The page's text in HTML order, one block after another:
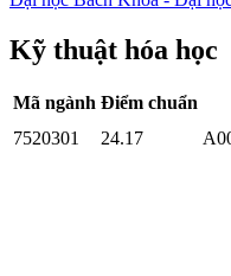
Kỹ thuật hóa học
Mã ngành Điểm chuẩn
7520301
24.17